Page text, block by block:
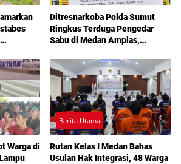
Ditresnarkoba Polda Sumut
Ringkus Terduga Pengedar
Sabu di Medan Amplas,
Warga di
Berita Utama
Rutan Kelas I Medan Bahas
Usulan Hak Integrasi, 48 Warga